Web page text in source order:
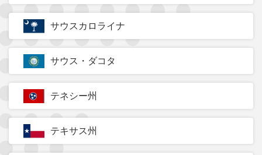
サウスカロライナ
サウス・ダコタ
テネシー州
テキサス州